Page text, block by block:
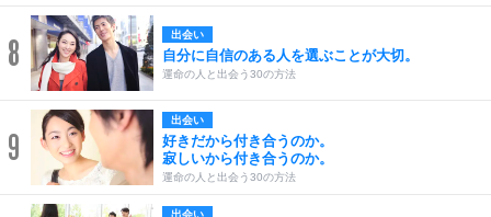
8 出会い
自分に自信のある人を選ぶことが大切。
運命の人と出会う30の方法
9
出会い
好きだから付き合うのか。
寂しいから付き合うのか。
運命の人と出会う30の方法
出会い